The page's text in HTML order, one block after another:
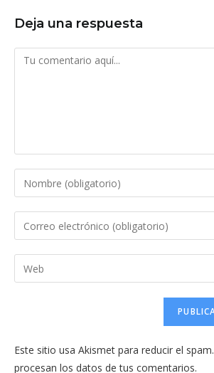
Deja una respuesta
Comentario
Introduce
tu
nombre
de
usuario
Introduce
tu
dirección
de
comentar
Introduce
la
web
(opcional)
Este sitio usa Akismet para reducir el spam.
procesan los datos de tus comentarios.